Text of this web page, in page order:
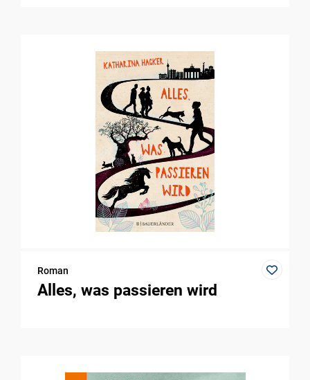
Roman
Alles, was passieren wird